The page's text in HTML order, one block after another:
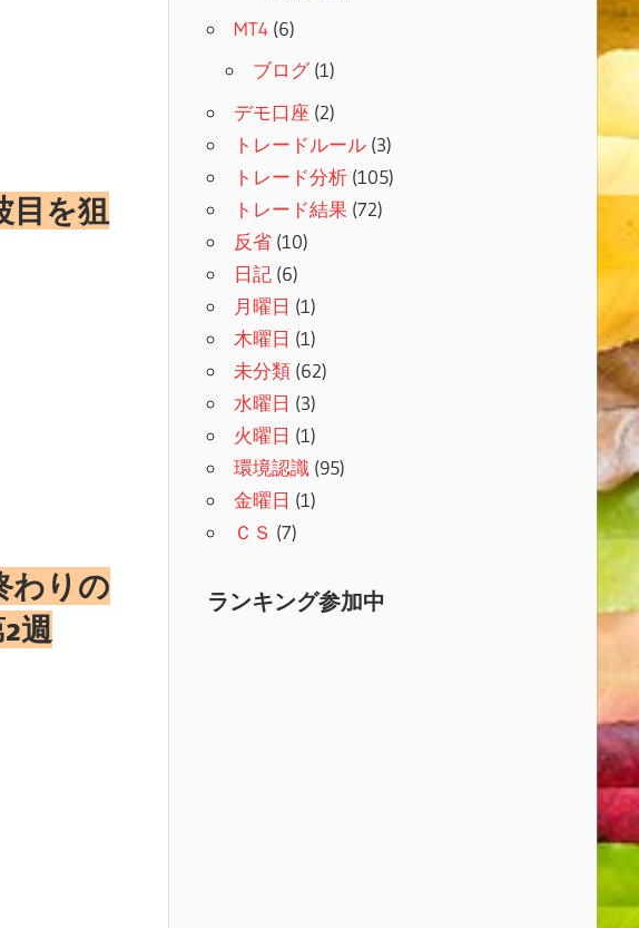
目を狙
わりの
週
MT4(6)
ブログ(1)
デモ口座 (2)
トレードルール(3)
トレード分析(105)
トレード結果 (72)
反省(10)
日記(6)
月曜日 (1)
木曜日 (1)
未分類(62)
水曜日 (3)
火曜日 (1)
環境認識(95)
金曜日 (1)
ＣＳ (7)
ランキング参加中